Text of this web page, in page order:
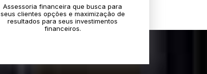
Assessoria financeira que busca para
seus clientes opções e maximização de
resultados para seus investimentos
financeiros.